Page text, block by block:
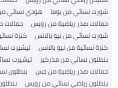
من بوما
هودي نسائي من أمريكان
رياضية من رويس
حمالات صدر رياضية
من نيو بالانس
كنزة نسائية من
من نيو بالانس
تيشيرت نسائي من
من مذركير
تيشيرت نسائي من جس
رياضية من جس
بنطلون نسائي من
نسائي من رويس
بنطلون رياضي